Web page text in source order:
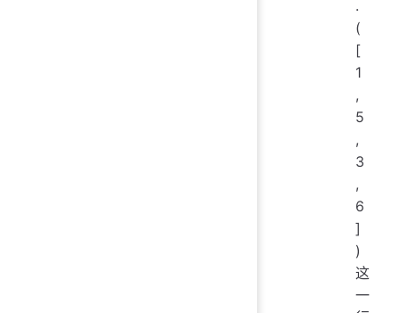
.
(
[
1
,
5
,
3
,
6
]
)
这
一